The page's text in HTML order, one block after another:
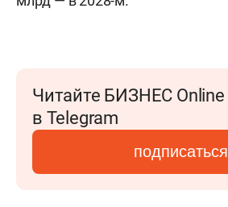
Читайте БИЗНЕС Online
в Telegram
подписаться